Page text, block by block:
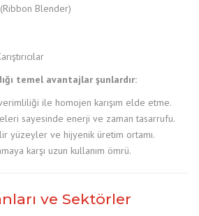
(Ribbon Blender)
temel avantajlar şunlardır:
verimliliği ile homojen karışım elde etme.
sayesinde enerji ve zaman tasarrufu.
yüzeyler ve hijyenik üretim ortamı.
karşı uzun kullanım ömrü.
ve Sektörler